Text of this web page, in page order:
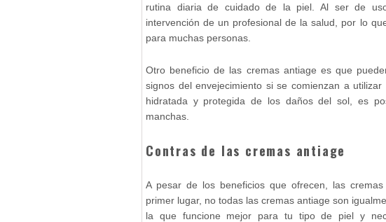
rutina diaria de cuidado de la piel. Al ser de
intervención de un profesional de la salud, por lo
para muchas personas.
Otro beneficio de las cremas antiage es que
signos del envejecimiento si se comienzan a
hidratada y protegida de los daños del sol, es
manchas.
Contras de las cremas antiage
A pesar de los beneficios que ofrecen, las
primer lugar, no todas las cremas antiage son
la que funcione mejor para tu tipo de piel y